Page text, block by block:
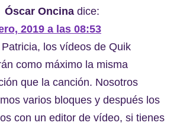
Óscar Oncina dice:
2019 a las 08:53
los vídeos de Quik
como máximo la misma
que la canción. Nosotros
varios bloques y después los
con un editor de vídeo, si tienes